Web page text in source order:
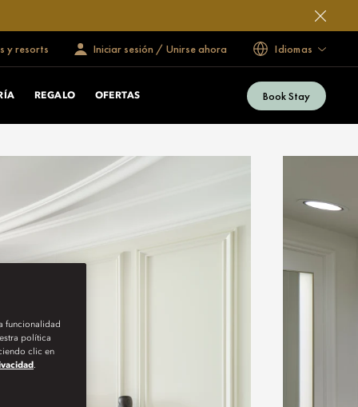
y resorts Iniciar sesión / Unirse ahora Idiomas
REGALO OFERTAS Book Stay
funcionalidad
política
clic en
.